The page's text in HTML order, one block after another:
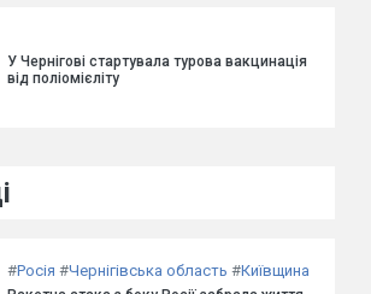
У Чернігові стартувала турова вакцинація
від поліомієліту
#Росія #Чернігівська область #Київщина